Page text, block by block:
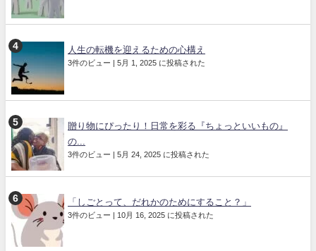
人生の転機を迎えるための心構え
3件のビュー | 5月 1, 2025 に投稿された
贈り物にぴったり！日常を彩る『ちょっといいもの』
の...
3件のビュー | 5月 24, 2025 に投稿された
「しごとって、だれかのためにすること？」
3件のビュー | 10月 16, 2025 に投稿された